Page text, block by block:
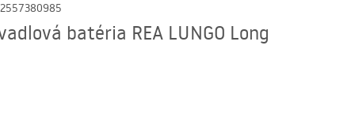
batéria REA LUNGO Long